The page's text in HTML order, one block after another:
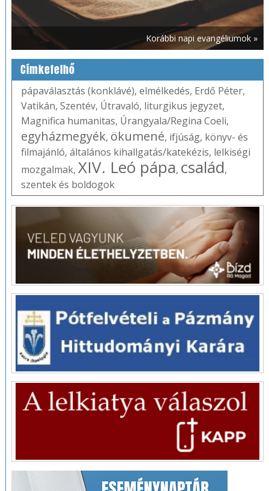
Korábbi napi evangéliumok »
Címkefelhő
pápaválasztás (konklávé), elmélkedés, Erdő Péter,
Vatikán, Szentév, Útravaló, liturgikus jegyzet,
Magnifica humanitas, Úrangyala/Regina Coeli,
egyházmegyék, ökumené, ifjúság, könyv- és
filmajánló, általános kihallgatás/katekézis, lelkiségi
mozgalmak, XIV. Leó pápa, család,
szentek és boldogok